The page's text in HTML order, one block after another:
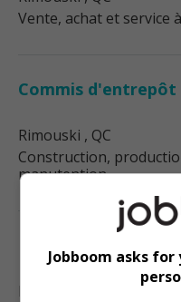
Vente, achat et service
Commis d'entrepôt
Rimouski , QC
Construction,
manutention
Jobboom asks